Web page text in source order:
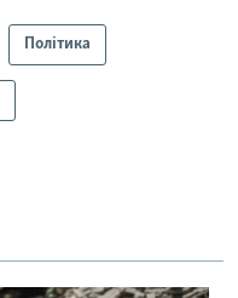
Політика